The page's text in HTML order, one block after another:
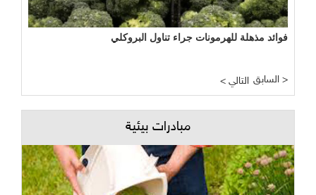
فوائد مذهلة للهرمونات جراء تناول البروكلي
< التالي السابق >
مبادرات بيئية